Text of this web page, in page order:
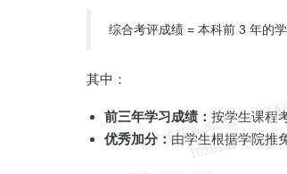
综合考评成绩 = 本科前 3 年的
其中：
前三年学习成绩： 按学生课程
优秀加分：由学生根据学院推
维
8